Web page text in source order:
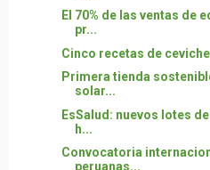
El 70% de las ventas de
pr...
Cinco recetas de
Primera tienda
solar...
EsSalud: nuevos lotes
h...
Convocatoria
peruanas...